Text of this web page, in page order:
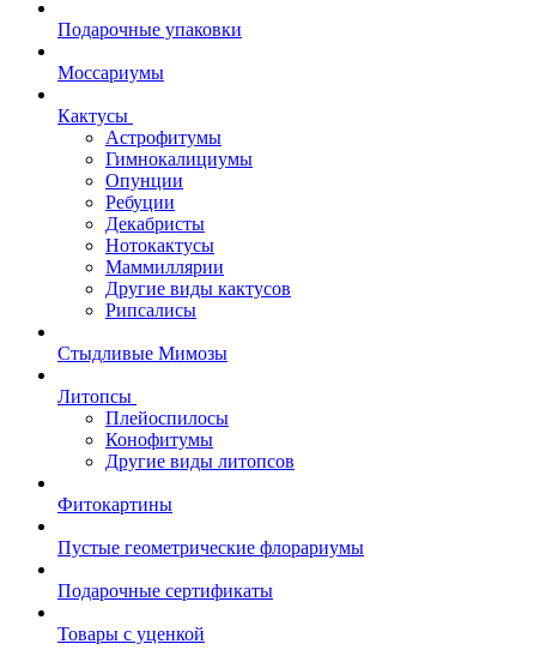
Подарочные упаковки
Моссариумы
Кактусы
Астрофитумы
Гимнокалициумы
Опунции
Ребуции
Декабристы
Нотокактусы
Маммиллярии
Другие виды кактусов
Рипсалисы
Стыдливые Мимозы
Литопсы
Плейоспилосы
Конофитумы
Другие виды литопсов
Фитокартины
Пустые геометрические флорариумы
Подарочные сертификаты
Товары с уценкой